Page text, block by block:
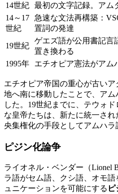
14世紀 最初の文字記録。アム
14～17
世紀
急速な文法再構築：
置詞の発達
19世紀
ゲエズ語が公用書記言
置き換わる
1995年
エチオピア憲法がアム
エチオピア帝国の重心が古い
地へ南に移動したことで、ア
した。19世紀までに、テウォ
な皇帝たちは、新たに統一さ
央集権化の手段としてアムハラ
ピジン化論争
ライオネル・ベンダー（Lionel
ラ語がセム語、クシ語、オモ
ュニケーションを可能にする ピ